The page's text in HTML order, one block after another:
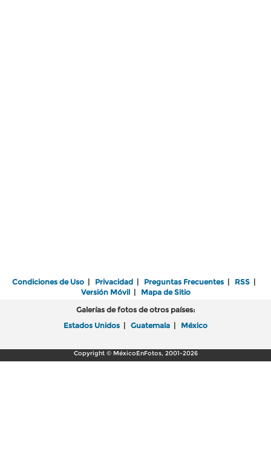
Condiciones de Uso | Privacidad | Preguntas Frecuentes | RSS |
Versión Móvil| Mapa de Sitio
Galerías de fotos de otros países:
Estados Unidos | Guatemala | México
Copyright © MéxicoEnFotos, 2001-2026